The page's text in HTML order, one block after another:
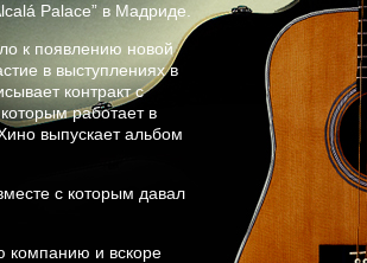
Palace” в Мадриде.
к появлению новой
в выступлениях в
контракт с
работает в
выпускает альбом
с которым давал
компанию и вскоре